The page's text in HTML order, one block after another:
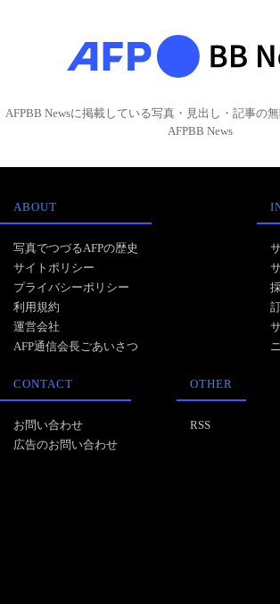
AFPBB Newsに掲載している写真・見出し・記事の
AFPBB News
ABOUT
写真でつづるAFPの歴史
サイトポリシー
プライバシーポリシー
利用規約
運営会社
AFP通信会長ごあいさつ
CONTACT
お問い合わせ
広告のお問い合わせ
OTHER
RSS